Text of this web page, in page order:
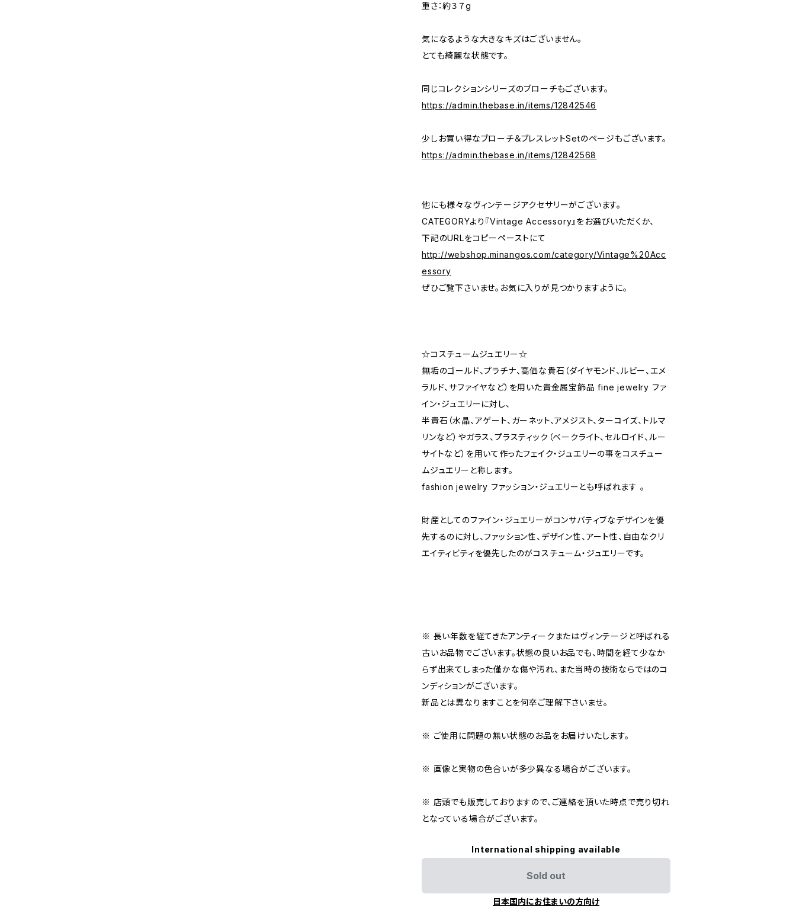
重さ：約３７g
気になるような大きなキズはございません。
とても綺麗な状態です。
同じコレクションシリーズのブローチもございます。
https://admin.thebase.in/items/12842546
少しお買い得なブローチ＆ブレスレットSetのページもございます。
https://admin.thebase.in/items/12842568
他にも様々なヴィンテージアクセサリーがございます。
CATEGORYより『Vintage Accessory』をお選びいただくか、
下記のURLをコピーペーストにて
http://webshop.minangos.com/category/Vintage%20Acc
essory
ぜひご覧下さいませ。お気に入りが見つかりますように。
☆コスチュームジュエリー☆
無垢のゴールド、プラチナ、高価な貴石（ダイヤモンド、ルビー、エメ
ラルド、サファイヤなど）を用いた貴金属宝飾品 fine jewelry ファ
イン・ジュエリーに対し、
半貴石（水晶、アゲート、ガーネット、アメジスト、ターコイズ、トルマ
リンなど）やガラス、プラスティック（ベークライト、セルロイド、ルー
サイトなど）を用いて作ったフェイク・ジュエリーの事をコスチュー
ムジュエリーと称します。
fashion jewelry ファッション・ジュエリーとも呼ばれます 。
財産としてのファイン・ジュエリーがコンサバティブなデザインを優
先するのに対し、ファッション性、デザイン性、アート性、自由なクリ
エイティビティを優先したのがコスチューム・ジュエリーです。
※ 長い年数を経てきたアンティークまたはヴィンテージと呼ばれる
古いお品物でございます。状態の良いお品でも、時間を経て少なか
らず出来てしまった僅かな傷や汚れ、また当時の技術ならではのコ
ンディションがございます。
新品とは異なりますことを何卒ご理解下さいませ。
※ ご使用に問題の無い状態のお品をお届けいたします。
※ 画像と実物の色合いが多少異なる場合がございます。
※ 店頭でも販売しておりますので、ご連絡を頂いた時点で売り切れ
となっている場合がございます。
International shipping available
Sold out
日本国内にお住まいの方向け